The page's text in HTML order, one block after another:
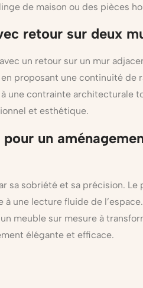
de maison ou des pièces
retour sur deux
un retour sur un mur
proposant une continuité de
une contrainte architecturale
et esthétique.
un
sa sobriété et sa précision. Le
à une lecture fluide de
meuble sur mesure à
élégante et efficace.